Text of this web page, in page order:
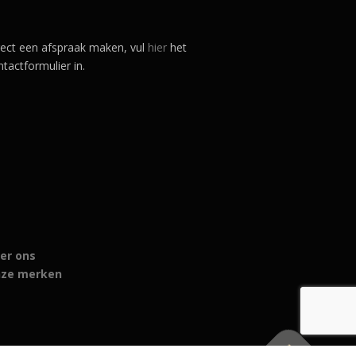
een afspraak maken, vul hier het
in.
ons
merken